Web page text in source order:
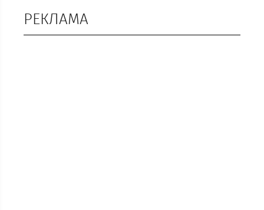
РЕКЛАМА